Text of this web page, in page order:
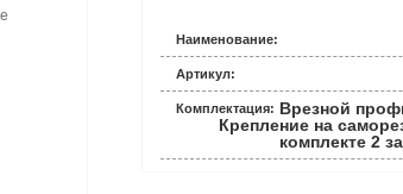
Наименование:
Артикул:
Комплектация: Врезной
Крепление на
комплекте 2